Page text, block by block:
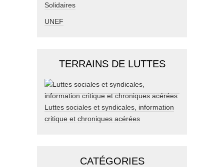
Solidaires
UNEF
TERRAINS DE LUTTES
Luttes sociales et syndicales, information
critique et chroniques acérées
CATÉGORIES